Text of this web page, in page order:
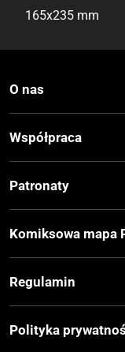
165x235 mm
354
Cena Okładkowa
45,00 zł
9788395691577
O nas
Współpraca
Patronaty
Komiksowa mapa
Regulamin
Polityka